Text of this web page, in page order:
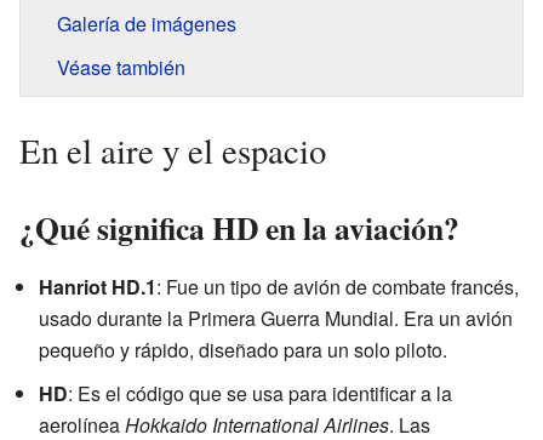
Galería de imágenes
Véase también
En el aire y el espacio
¿Qué significa HD en la aviación?
Hanriot HD.1: Fue un tipo de avión de combate francés,
usado durante la Primera Guerra Mundial. Era un avión
pequeño y rápido, diseñado para un solo piloto.
HD: Es el código que se usa para identificar a la
aerolíneaHokkaido International Airlines. Las